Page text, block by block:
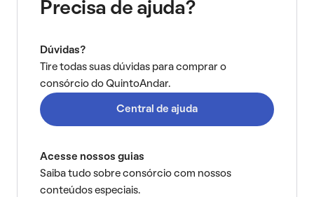
Precisa de ajuda?
Dúvidas?
Tire todas suas dúvidas para comprar o
consórcio do QuintoAndar.
Central de ajuda
Acesse nossos guias
Saiba tudo sobre consórcio com nossos
conteúdos especiais.